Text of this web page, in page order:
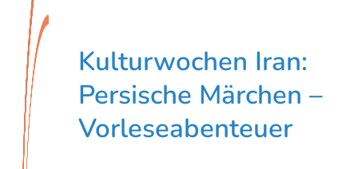
Kulturwochen Iran:
Persische Märchen –
Vorleseabenteuer